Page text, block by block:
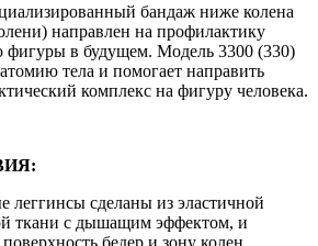
бандаж ниже колена
направлен на профилактику
фигуры в будущем. Модель 3300 (330)
тела и помогает направить
комплекс на фигуру человека.
леггинсы сделаны из эластичной
ткани с дышащим эффектом, и
бедер и зону колен.